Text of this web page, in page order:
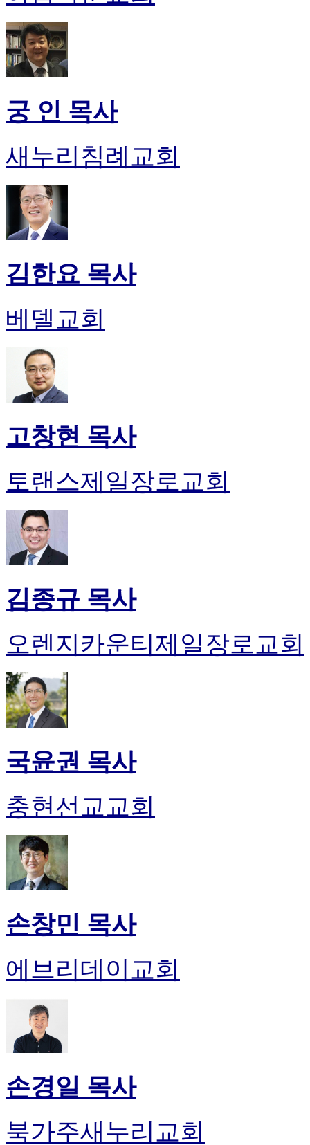
궁 인 목사
새누리침례교회
김한요 목사
베델교회
고창현 목사
토랜스제일장로교회
김종규 목사
오렌지카운티제일장로교회
국윤권 목사
충현선교교회
손창민 목사
에브리데이교회
손경일 목사
북가주새누리교회